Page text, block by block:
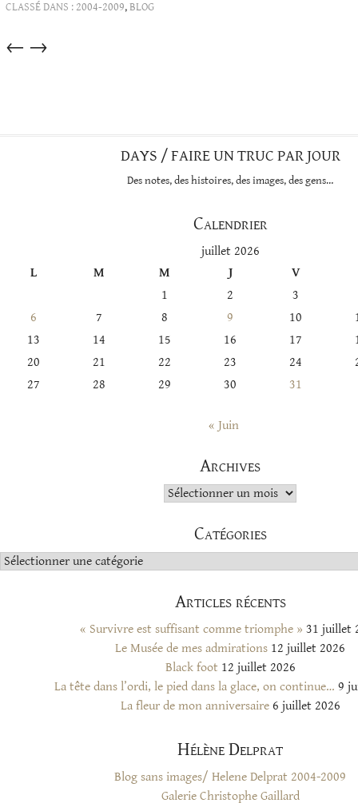
CLASSÉ DANS : 2004-2009,BLOG
Articles
→
←
DAYS / FAIRE UN TRUC PAR JOUR
Des notes, des histoires, des images, des gens…
Calendrier
juillet 2026
L
M M J
V
1
2
3
6
7 8 9 10
13
14 15 16 17
20
21 22 23 24
27
28 29 30 31
« Juin
Archives
Archives
Catégories
Catégories
Articles récents
« Survivre est suffisant comme triomphe » 31 juillet
Le Musée de mes admirations 12 juillet 2026
Black foot 12 juillet 2026
La tête dans l’ordi, le pied dans la glace, on continue… 9
La fleur de mon anniversaire 6 juillet 2026
Hélène Delprat
Blog sans images/ Helene Delprat 2004-2009
Galerie Christophe Gaillard